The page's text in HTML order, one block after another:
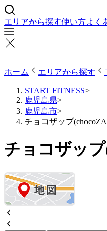
エリアから探す使い方よく
ホーム エリアから探す
START FITNESS>
鹿児島県>
鹿児島市>
チョコザップ
チョコザッ